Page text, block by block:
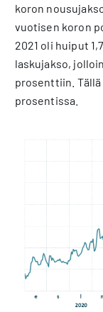
koron
vuotisen koron
2021 oli huiput
laskujakso,
prosenttiin. Tällä
prosentissa.